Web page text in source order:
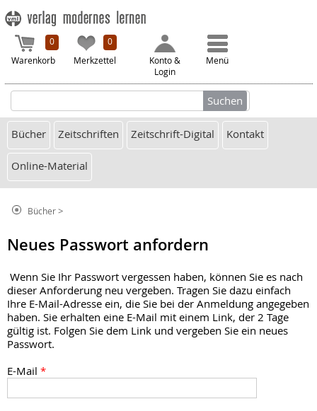
0
Warenkorb
0
Merkzettel
Konto &
Login
Menü
Bücher Zeitschriften Zeitschrift-Digital Kontakt
Online-Material
Bücher>
Neues Passwort anfordern
Wenn Sie Ihr Passwort vergessen haben, können Sie es nach
dieser Anforderung neu vergeben. Tragen Sie dazu einfach
Ihre E-Mail-Adresse ein, die Sie bei der Anmeldung angegeben
haben. Sie erhalten eine E-Mail mit einem Link, der 2 Tage
gültig ist. Folgen Sie dem Link und vergeben Sie ein neues
Passwort.
E-Mail *